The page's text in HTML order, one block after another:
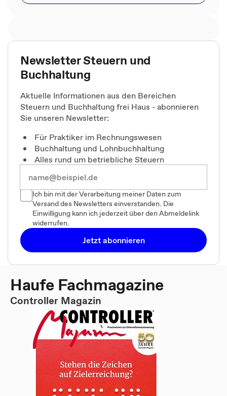
Newsletter Steuern und
Buchhaltung
Aktuelle Informationen aus den Bereichen
Steuern und Buchhaltung frei Haus - abonnieren
Sie unseren Newsletter:
Für Praktiker im Rechnungswesen
Buchhaltung und Lohnbuchhaltung
Alles rund um betriebliche Steuern
Ich bin mit der Verarbeitung meiner Daten zum
Versand des Newsletters einverstanden. Die
Einwilligung kann ich jederzeit über den Abmeldelink
widerrufen.
Jetzt abonnieren
Haufe Fachmagazine
Controller Magazin